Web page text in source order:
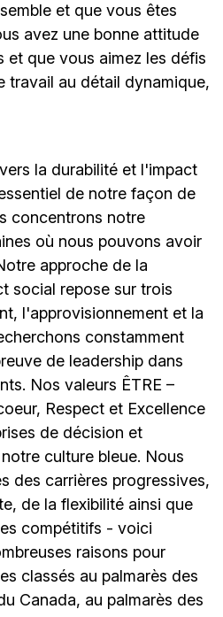
et que vous êtes
avez une bonne attitude
et que vous aimez les défis
travail au détail dynamique,
la durabilité et l'impact
de notre façon de
concentrons notre
où nous pouvons avoir
approche de la
social repose sur trois
l'approvisionnement et la
constamment
de leadership dans
Nos valeurs ÊTRE –
Respect et Excellence
de décision et
culture bleue. Nous
des carrières progressives,
de la flexibilité ainsi que
compétitifs - voici
raisons pour
classés au palmarès des
Canada, au palmarès des